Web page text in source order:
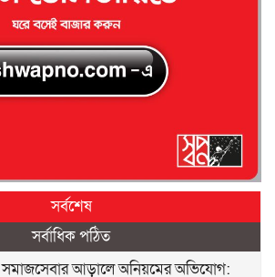
সর্বশেষ
সর্বাধিক পঠিত
সমাজসেবার আড়ালে অনিয়মের অভিযোগ: